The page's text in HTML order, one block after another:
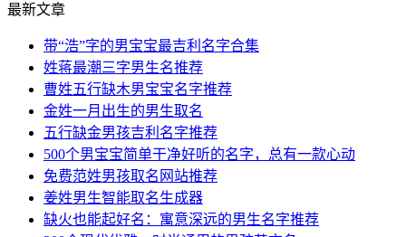
最新文章
带“浩”字的男宝宝最吉利名字合集
姓蒋最潮三字男生名推荐
曹姓五行缺木男宝宝名字推荐
金姓一月出生的男生取名
五行缺金男孩吉利名字推荐
500个男宝宝简单干净好听的名字，总有一款心动
免费范姓男孩取名网站推荐
姜姓男生智能取名生成器
缺火也能起好名：寓意深远的男生名字推荐